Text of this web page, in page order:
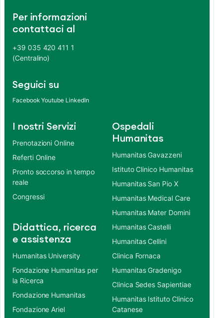
Per informazioni
contattaci al
+39 035 420 411 1
(Centralino)
Seguici su
Facebook Youtube LinkedIn
I nostri Servizi
Prenotazioni Online
Referti Online
Pronto soccorso in tempo
reale
Congressi
Didattica, ricerca
e assistenza
Humanitas University
Fondazione Humanitas per
la Ricerca
Fondazione Humanitas
Fondazione Ariel
Ospedali
Humanitas
Humanitas Gavazzeni
Istituto Clinico Humanitas
Humanitas San Pio X
Humanitas Medical Care
Humanitas Mater Domini
Humanitas Castelli
Humanitas Cellini
Clinica Fornaca
Humanitas Gradenigo
Clinica Sedes Sapientiae
Humanitas Istituto Clinico
Catanese